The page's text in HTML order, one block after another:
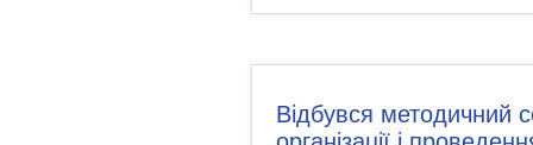
Відбувся методичний